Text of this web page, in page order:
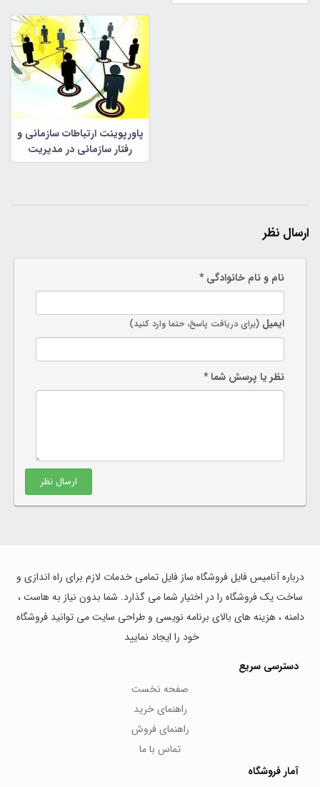
پاورپوینت ارتباطات سازمانی و
رفتار سازمانی در مدیریت
سازمانی
ارسال نظر
نام و نام خانوادگی *
ایمیل (برای دریافت پاسخ، حتما وارد کنید)
نظر یا پرسش شما *
ارسال نظر
درباره آنامیس فایل فروشگاه ساز فایل تمامی خدمات لازم برای راه اندازی و
ساخت یک فروشگاه را در اختیار شما می گذارد. شما بدون نیاز به هاست ،
دامنه ، هزینه های بالای برنامه نویسی و طراحی سایت می توانید فروشگاه
خود را ایجاد نمایید
دسترسی سریع
صفحه نخست
راهنمای خرید
راهنمای فروش
تماس با ما
آمار فروشگاه